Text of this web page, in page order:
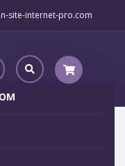
site-internet-pro.com